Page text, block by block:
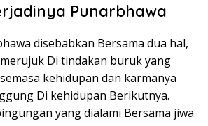
Punarbhawa
disebabkan Bersama dua hal,
Di tindakan buruk yang
kehidupan dan karmanya
Di kehidupan Berikutnya.
yang dialami Bersama jiwa